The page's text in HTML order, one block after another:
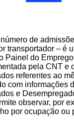
de
transportador – é
Painel do
pela CNT e
referentes ao
com informações
e
observar, por
por ocupação ou